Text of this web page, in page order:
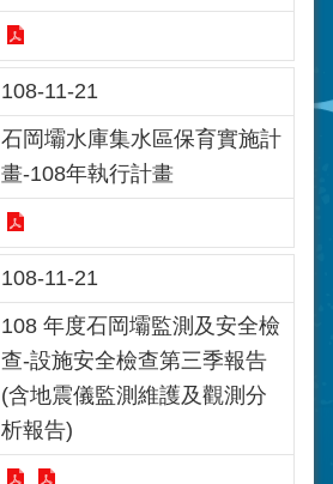
108-11-21
石岡壩水庫集水區保育實施計
畫-108年執行計畫
108-11-21
108 年度石岡壩監測及安全檢
查-設施安全檢查第三季報告
(含地震儀監測維護及觀測分
析報告)